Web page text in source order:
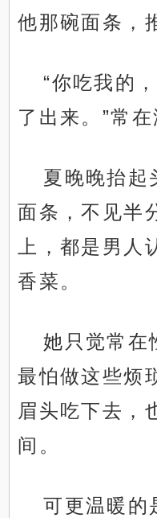
他那碗面条，
“你吃我的
了出来。”常在
夏晚晚抬起
面条，不见半
上，都是男人
香菜。
她只觉常在
最怕做这些烦
眉头吃下去，
间。
可更温暖的